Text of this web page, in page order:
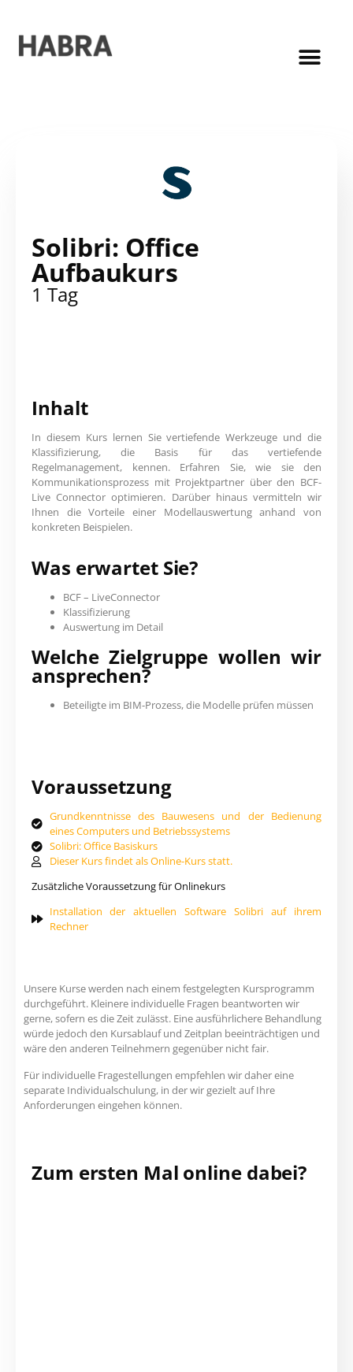
Solibri: Office
Aufbaukurs
1 Tag
Inhalt
In diesem Kurs lernen Sie vertiefende Werkzeuge und die
Klassifizierung, die Basis für das vertiefende
Regelmanagement, kennen. Erfahren Sie, wie sie den
Kommunikationsprozess mit Projektpartner über den BCF-
Live Connector optimieren. Darüber hinaus vermitteln wir
Ihnen die Vorteile einer Modellauswertung anhand von
konkreten Beispielen.
Was erwartet Sie?
BCF – LiveConnector
Klassifizierung
Auswertung im Detail
Welche Zielgruppe wollen wir
ansprechen?
Beteiligte im BIM-Prozess, die Modelle prüfen müssen
Voraussetzung
Grundkenntnisse des Bauwesens und der Bedienung
eines Computers und Betriebssystems
Solibri: Office Basiskurs
Dieser Kurs findet als Online-Kurs statt.
Zusätzliche Voraussetzung für Onlinekurs
Installation der aktuellen Software Solibri auf ihrem
Rechner
Unsere Kurse werden nach einem festgelegten Kursprogramm
durchgeführt. Kleinere individuelle Fragen beantworten wir
gerne, sofern es die Zeit zulässt. Eine ausführlichere Behandlung
würde jedoch den Kursablauf und Zeitplan beeinträchtigen und
wäre den anderen Teilnehmern gegenüber nicht fair.
Für individuelle Fragestellungen empfehlen wir daher eine
separate Individualschulung, in der wir gezielt auf Ihre
Anforderungen eingehen können.
Zum ersten Mal online dabei?